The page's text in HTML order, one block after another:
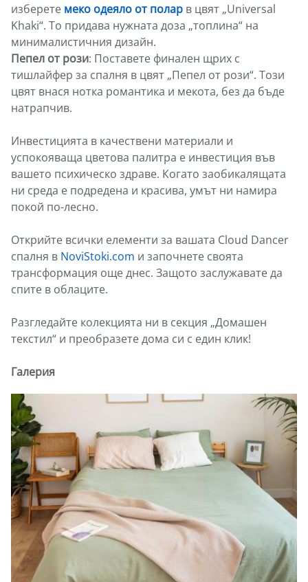
изберете меко одеяло от полар в цвят „Universal
Khaki“. То придава нужната доза „топлина“ на
минималистичния дизайн.
Пепел от рози: Поставете финален щрих с
тишлайфер за спалня в цвят „Пепел от рози“. Този
цвят внася нотка романтика и мекота, без да бъде
натрапчив.
Инвестицията в качествени материали и
успокояваща цветова палитра е инвестиция във
вашето психическо здраве. Когато заобикалящата
ни среда е подредена и красива, умът ни намира
покой по-лесно.
Открийте всички елементи за вашата Cloud Dancer
спалня в NoviStoki.com и започнете своята
трансформация още днес. Защото заслужавате да
спите в облаците.
Разгледайте колекцията ни в секция „Домашен
текстил“ и преобразете дома си с един клик!
Галерия